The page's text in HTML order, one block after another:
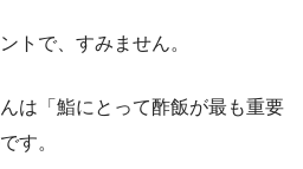
トで、すみません。
は「鮨にとって酢飯が最も重要
す。